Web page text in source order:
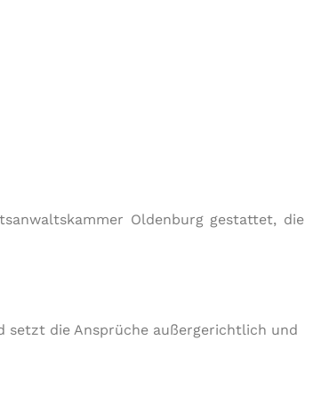
Oldenburg gestattet, die
setzt die Ansprüche außergerichtlich und